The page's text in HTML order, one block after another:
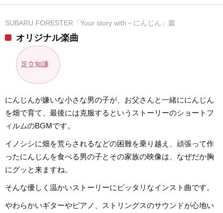
SUBARU FORESTER「Your story with－にんじん」篇
オリジナル楽曲
足立知謙
にんじんが嫌いな小さな男の子が、お父さんと一緒ににんじん
を畑で育て、最後には克服するというストーリーのショートフ
ィルムのBGMです。
イノシシに畑を荒らされるなどの困難を乗り越え、頑張って作
ったにんじんを食べる男の子とその家族の映像は、なぜだか胸
にグッと来ますね。
そんな優しく温かいストーリーにピッタリなインスト曲です。
やわらかいギターやピアノ、ストリングスのサウンドが心地い